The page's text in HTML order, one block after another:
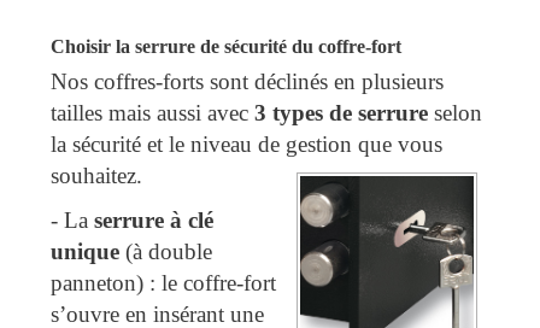
Choisir la serrure de sécurité du coffre-fort
Nos coffres-forts sont déclinés en plusieurs
tailles mais aussi avec 3 types de serrure selon
la sécurité et le niveau de gestion que vous
souhaitez.
- La serrure à clé
unique (à double
panneton) : le coffre-fort
s’ouvre en insérant une